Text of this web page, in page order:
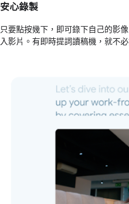
安心錄製
只要點按幾下，即可錄下自己的影
入影片。有即時提詞讀稿機，就不